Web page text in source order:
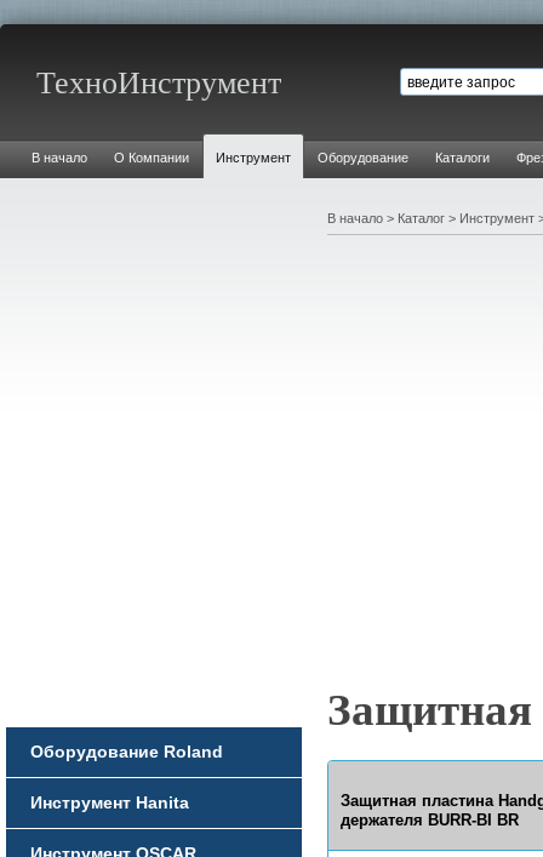
ТехноИнструмент
В начало О Компании Инструмент Оборудование Каталоги
Оборудование Roland
Инструмент Hanita
В начало > Каталог > Инструмент
Защитная
Защитная пластина
держателя BURR-BI BR